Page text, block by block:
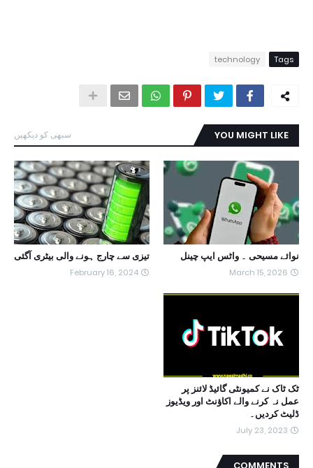
Tags
technology
YOU MIGHT LIKE سبھی کو دیکھیں
نوائے مسیحی ۔ واٹس ایپ چینل
March 15, 2026
تیزی سے چارج ہونے والی بیٹری آگئی
February 16, 2024
ٹک ٹاک نے کمیونٹی گائیڈ لائنز پر
عمل نہ کرنے والے اکاؤنٹ اور ویڈیوز
ڈلیٹ کردیں۔
July 23, 2023